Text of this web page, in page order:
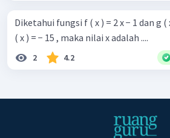
Diketahui fungsi f ( x ) = 2 x − 1 dan g (
( x ) = − 15 , maka nilai x adalah ....
2 4.2